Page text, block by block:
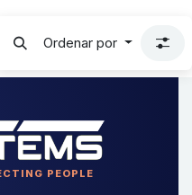
Ordenar por
PEOPLE